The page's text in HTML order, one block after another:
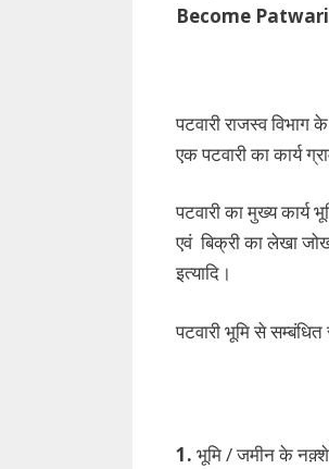
Become
पटवारी राजस्व
एक पटवारी का कार्य
पटवारी का मुख्य कार्य
एवं बिक्री का लेखा
इत्यादि।
पटवारी भूमि से सम्बंधित
1. भूमि / जमीन के नक़्शे